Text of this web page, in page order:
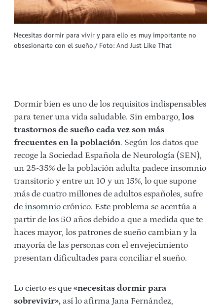
Necesitas dormir para vivir y para ello es muy importante no
obsesionarte con el sueño./ Foto: And Just Like That
Dormir bien es uno de los requisitos indispensables
para tener una vida saludable. Sin embargo, los
trastornos de sueño cada vez son más
frecuentes en la población. Según los datos que
recoge la Sociedad Española de Neurología (SEN),
un 25-35% de la población adulta padece insomnio
transitorio y entre un 10 y un 15%, lo que supone
más de cuatro millones de adultos españoles, sufre
de insomnio crónico. Este problema se acentúa a
partir de los 50 años debido a que a medida que te
haces mayor, los patrones de sueño cambian y la
mayoría de las personas con el envejecimiento
presentan dificultades para conciliar el sueño.
Lo cierto es que «necesitas dormir para
sobrevivir», así lo afirma Jana Fernández,